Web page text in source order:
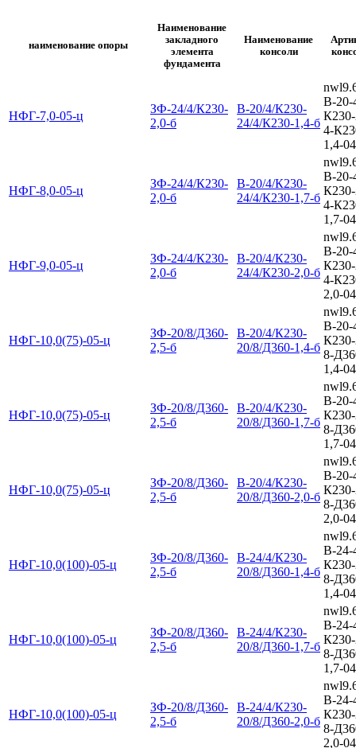
наименование опоры
Наименование
закладного
элемента
фундамента
Наименование
консоли
НФГ-7,0-05-ц
ЗФ-24/4/К230-
2,0-б
В-20/4/К230-
24/4/К230-1,4-б
В-20-
4-
1,4-04
НФГ-8,0-05-ц
ЗФ-24/4/К230-
2,0-б
В-20/4/К230-
24/4/К230-1,7-б
В-20-
4-
1,7-04
НФГ-9,0-05-ц
ЗФ-24/4/К230-
2,0-б
В-20/4/К230-
24/4/К230-2,0-б
В-20-
4-
2,0-04
НФГ-10,0(75)-05-ц
ЗФ-20/8/Д360-
2,5-б
В-20/4/К230-
20/8/Д360-1,4-б
В-20-
8-
1,4-04
НФГ-10,0(75)-05-ц
ЗФ-20/8/Д360-
2,5-б
В-20/4/К230-
20/8/Д360-1,7-б
В-20-
8-
1,7-04
НФГ-10,0(75)-05-ц
ЗФ-20/8/Д360-
2,5-б
В-20/4/К230-
20/8/Д360-2,0-б
В-20-
8-
2,0-04
НФГ-10,0(100)-05-ц
ЗФ-20/8/Д360-
2,5-б
В-24/4/К230-
20/8/Д360-1,4-б
В-24-
8-
1,4-04
НФГ-10,0(100)-05-ц
ЗФ-20/8/Д360-
2,5-б
В-24/4/К230-
20/8/Д360-1,7-б
В-24-
8-
1,7-04
НФГ-10,0(100)-05-ц
ЗФ-20/8/Д360-
2,5-б
В-24/4/К230-
20/8/Д360-2,0-б
В-24-
8-
2,0-04